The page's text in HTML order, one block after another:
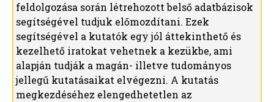
feldolgozása során létrehozott belső adatbázisok
segítségével tudjuk előmozdítani. Ezek
segítségével a kutatók egy jól áttekinthető és
kezelhető iratokat vehetnek a kezükbe, ami
alapján tudják a magán- illetve tudományos
jellegű kutatásaikat elvégezni. A kutatás
megkezdéséhez elengedhetetlen az